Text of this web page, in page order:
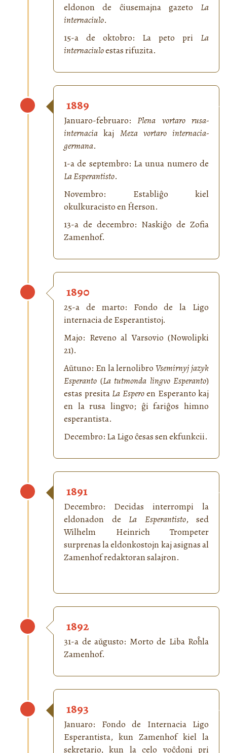
eldonon de ĉiusemajna gazeto La
internaciulo.
15-a de oktobro: La peto pri La
internaciuloestas rifuzita.
1889
Januaro-februaro:Plena vortaro rusa-
internacia kaj Meza vortaro internacia-
germana.
1-a de septembro: La unua numero de
La Esperantisto.
Novembro: Establiĝo kiel
okulkuracisto en Ĥerson.
13-a de decembro: Naskiĝo de Zofia
Zamenhof.
1890
25-a de marto: Fondo de la Ligo
internacia de Esperantistoj.
Majo: Reveno al Varsovio (Nowolipki
21).
Aŭtuno: En la lernolibroVsemirnyj jazyk
Esperanto (La tutmonda lingvo Esperanto)
estas presitaLa Esperoen Esperanto kaj
en la rusa lingvo; ĝi fariĝos himno
esperantista.
Decembro: La Ligo ĉesas sen ekfunkcii.
1891
Decembro: Decidas interrompi la
eldonadon de La Esperantisto, sed
Wilhelm Heinrich Trompeter
surprenas la eldonkostojn kaj asignas al
Zamenhof redaktoran salajron.
1892
31-a de aŭgusto: Morto de Liba Roĥla
Zamenhof.
1893
Januaro: Fondo de Internacia Ligo
Esperantista, kun Zamenhof kiel la
sekretario, kun la celo voĉdoni pri